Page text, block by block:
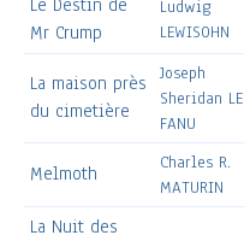
Le Destin de
Mr Crump
Ludwig
LEWISOHN
La maison près
du cimetière
Joseph
Sheridan LE
FANU
Melmoth
Charles R.
MATURIN
La Nuit des